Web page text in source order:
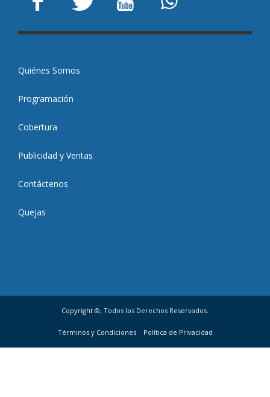
Quiénes Somos
Programación
Cobertura
Publicidad y Ventas
Contáctenos
Quejas
Copyright ©, Todos los Derechos Reservados.
Términos y Condiciones Política de Privacidad